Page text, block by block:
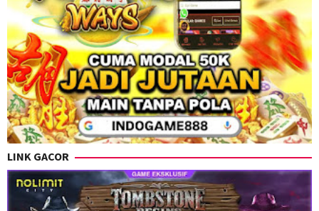
LINK GACOR